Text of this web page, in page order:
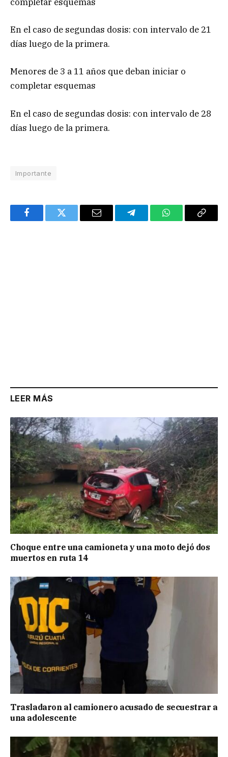
En el caso de segundas dosis: con intervalo de 21
días luego de la primera.
Menores de 3 a 11 años que deban iniciar o
completar esquemas
En el caso de segundas dosis: con intervalo de 28
días luego de la primera.
Importante
FacebookTwitter Email TelegramWhatsAppCopy
LEER MÁS
Choque entre una camioneta y una moto dejó dos
muertos en ruta 14
Trasladaron al camionero acusado de secuestrar a
una adolescente